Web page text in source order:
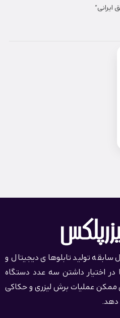
لیزر پلکس با 10 سال سابقه تولید تابلوهای دیجیتال و
اختیار داشتن سه عدد دستگاه
ممکن عملیات برش لیزری و حکاکی
دهد.